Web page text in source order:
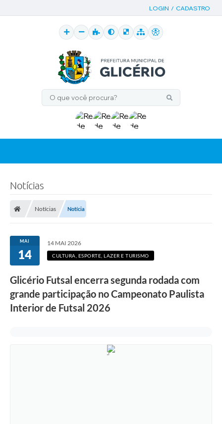
LOGIN / CADASTRO
Notícias
Notícias Notícia
MAI
14
14 MAI 2026
CULTURA, ESPORTE, LAZER E TURISMO
Glicério Futsal encerra segunda rodada com
grande participação no Campeonato Paulista
Interior de Futsal 2026